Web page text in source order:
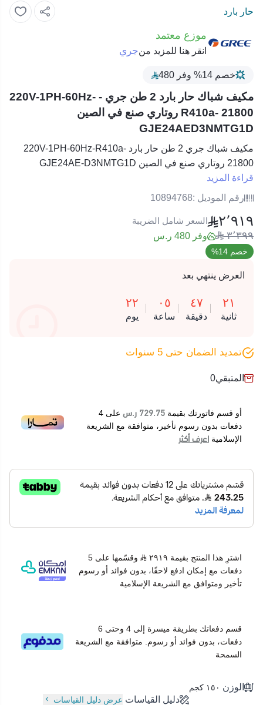
حار بارد
موزع معتمد
انقر هنا للمزيد منجري
خصم 14% وفر 480
مكيف شباك حار بارد 2 طن جري - 220V-1PH-60Hz-
R410a- 21800 روتاري صنع في الصين
GJE24AED3NMTG1D
مكيف شباك جري 2 طن حار بارد 220V-1PH-60Hz-R410a-
21800 روتاري صنع في الصين GJE24AE-D3NMTG1D
قراءة المزيد
رقم الموديل :10894768
٢٬٩١٩ السعر شامل الضريبة
٣٬٣٩٩ وفر 480 ر.س
خصم 14%
العرض ينتهي بعد
٢١
ثانية
٤٧
دقيقة
٠٥
ساعة
٢٢
يوم
تمديد الضمان حتى 5 سنوات
المتبقي0
أو قسم فاتورتك بقيمة 729.75 ر.س على 4
دفعات بدون رسوم تأخير، متوافقة مع الشريعة
الإسلامية اعرف أكثر
اشترِ هذا المنتج بقيمة ٢٩١٩
وقسّمها على 5
دفعات مع إمكان ادفع لاحقًا، بدون فوائد أو رسوم
تأخير ومتوافق مع الشريعة الإسلامية
قسم دفعاتك بطريقة ميسرة إلى 4 وحتى 6
دفعات، بدون فوائد أو رسوم. متوافقة مع الشريعة
السمحة
الوزن ١٥٠ كجم
دليل القياسات عرض دليل القياسات